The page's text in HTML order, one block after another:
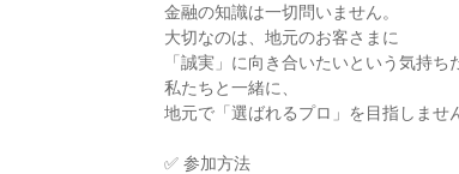
金融の知識は一切問いません。
大切なのは、地元のお客さまに
「誠実」に向き合いたいという気持ち
私たちと一緒に、
地元で「選ばれるプロ」を目指しませ
✅ 参加方法